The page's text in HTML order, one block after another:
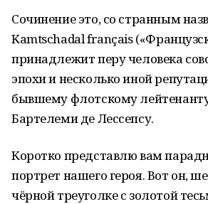
Сочинение это, со странным
Kamtschadal français
принадлежит перу человека
эпохи и несколько иной
бывшему флотскому
Бартелеми де Лессепсу.
Коротко представлю вам
портрет нашего героя. Вот он,
чёрной треуголке с золотой